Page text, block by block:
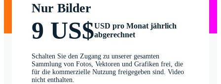
Nur Bilder
9 US$USD pro Monat jährlich
abgerechnet
Schalten Sie den Zugang zu unserer gesamten
Sammlung von Fotos, Vektoren und Grafiken frei, die
für die kommerzielle Nutzung freigegeben sind. Video
nicht enthalten.